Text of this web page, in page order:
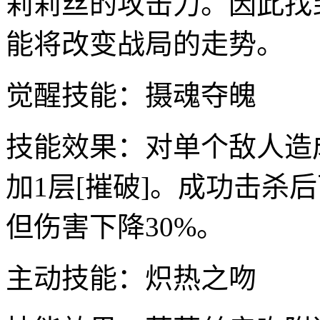
能将改变战局的走势。
觉醒技能：摄魂夺魄
技能效果：对单个敌人
加1层[摧破]。成功击杀
但伤害下降30%。
主动技能：炽热之吻